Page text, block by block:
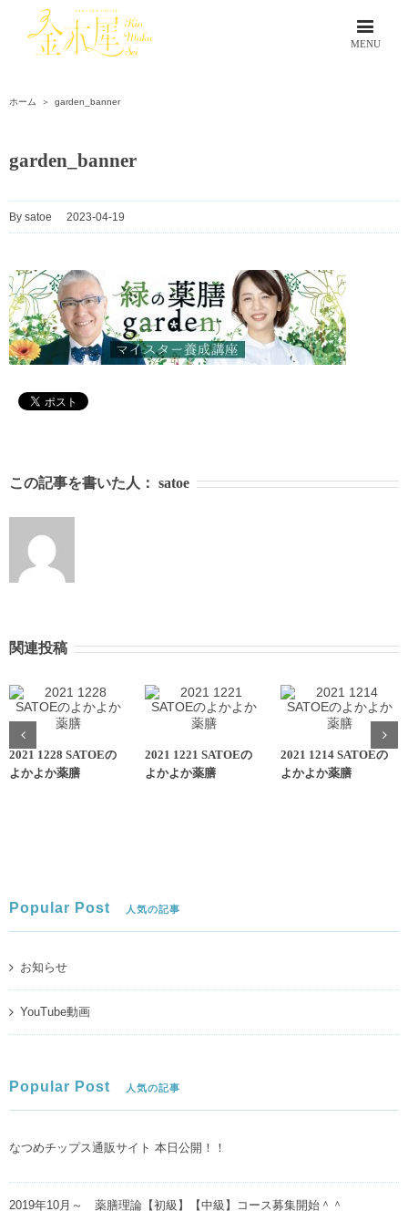
ホーム ＞ garden_banner
garden_banner
By satoe 2023-04-19
この記事を書いた人： satoe
関連投稿
2021 1228 SATOEの
よかよか薬膳
2021 1221 SATOEの
よかよか薬膳
2021 1214 SATOEの
よかよか薬膳
Popular Post 人気の記事
お知らせ
YouTube動画
Popular Post 人気の記事
なつめチップス通販サイト 本日公開！！
2019年10月～ 薬膳理論【初級】【中級】コース募集開始＾＾